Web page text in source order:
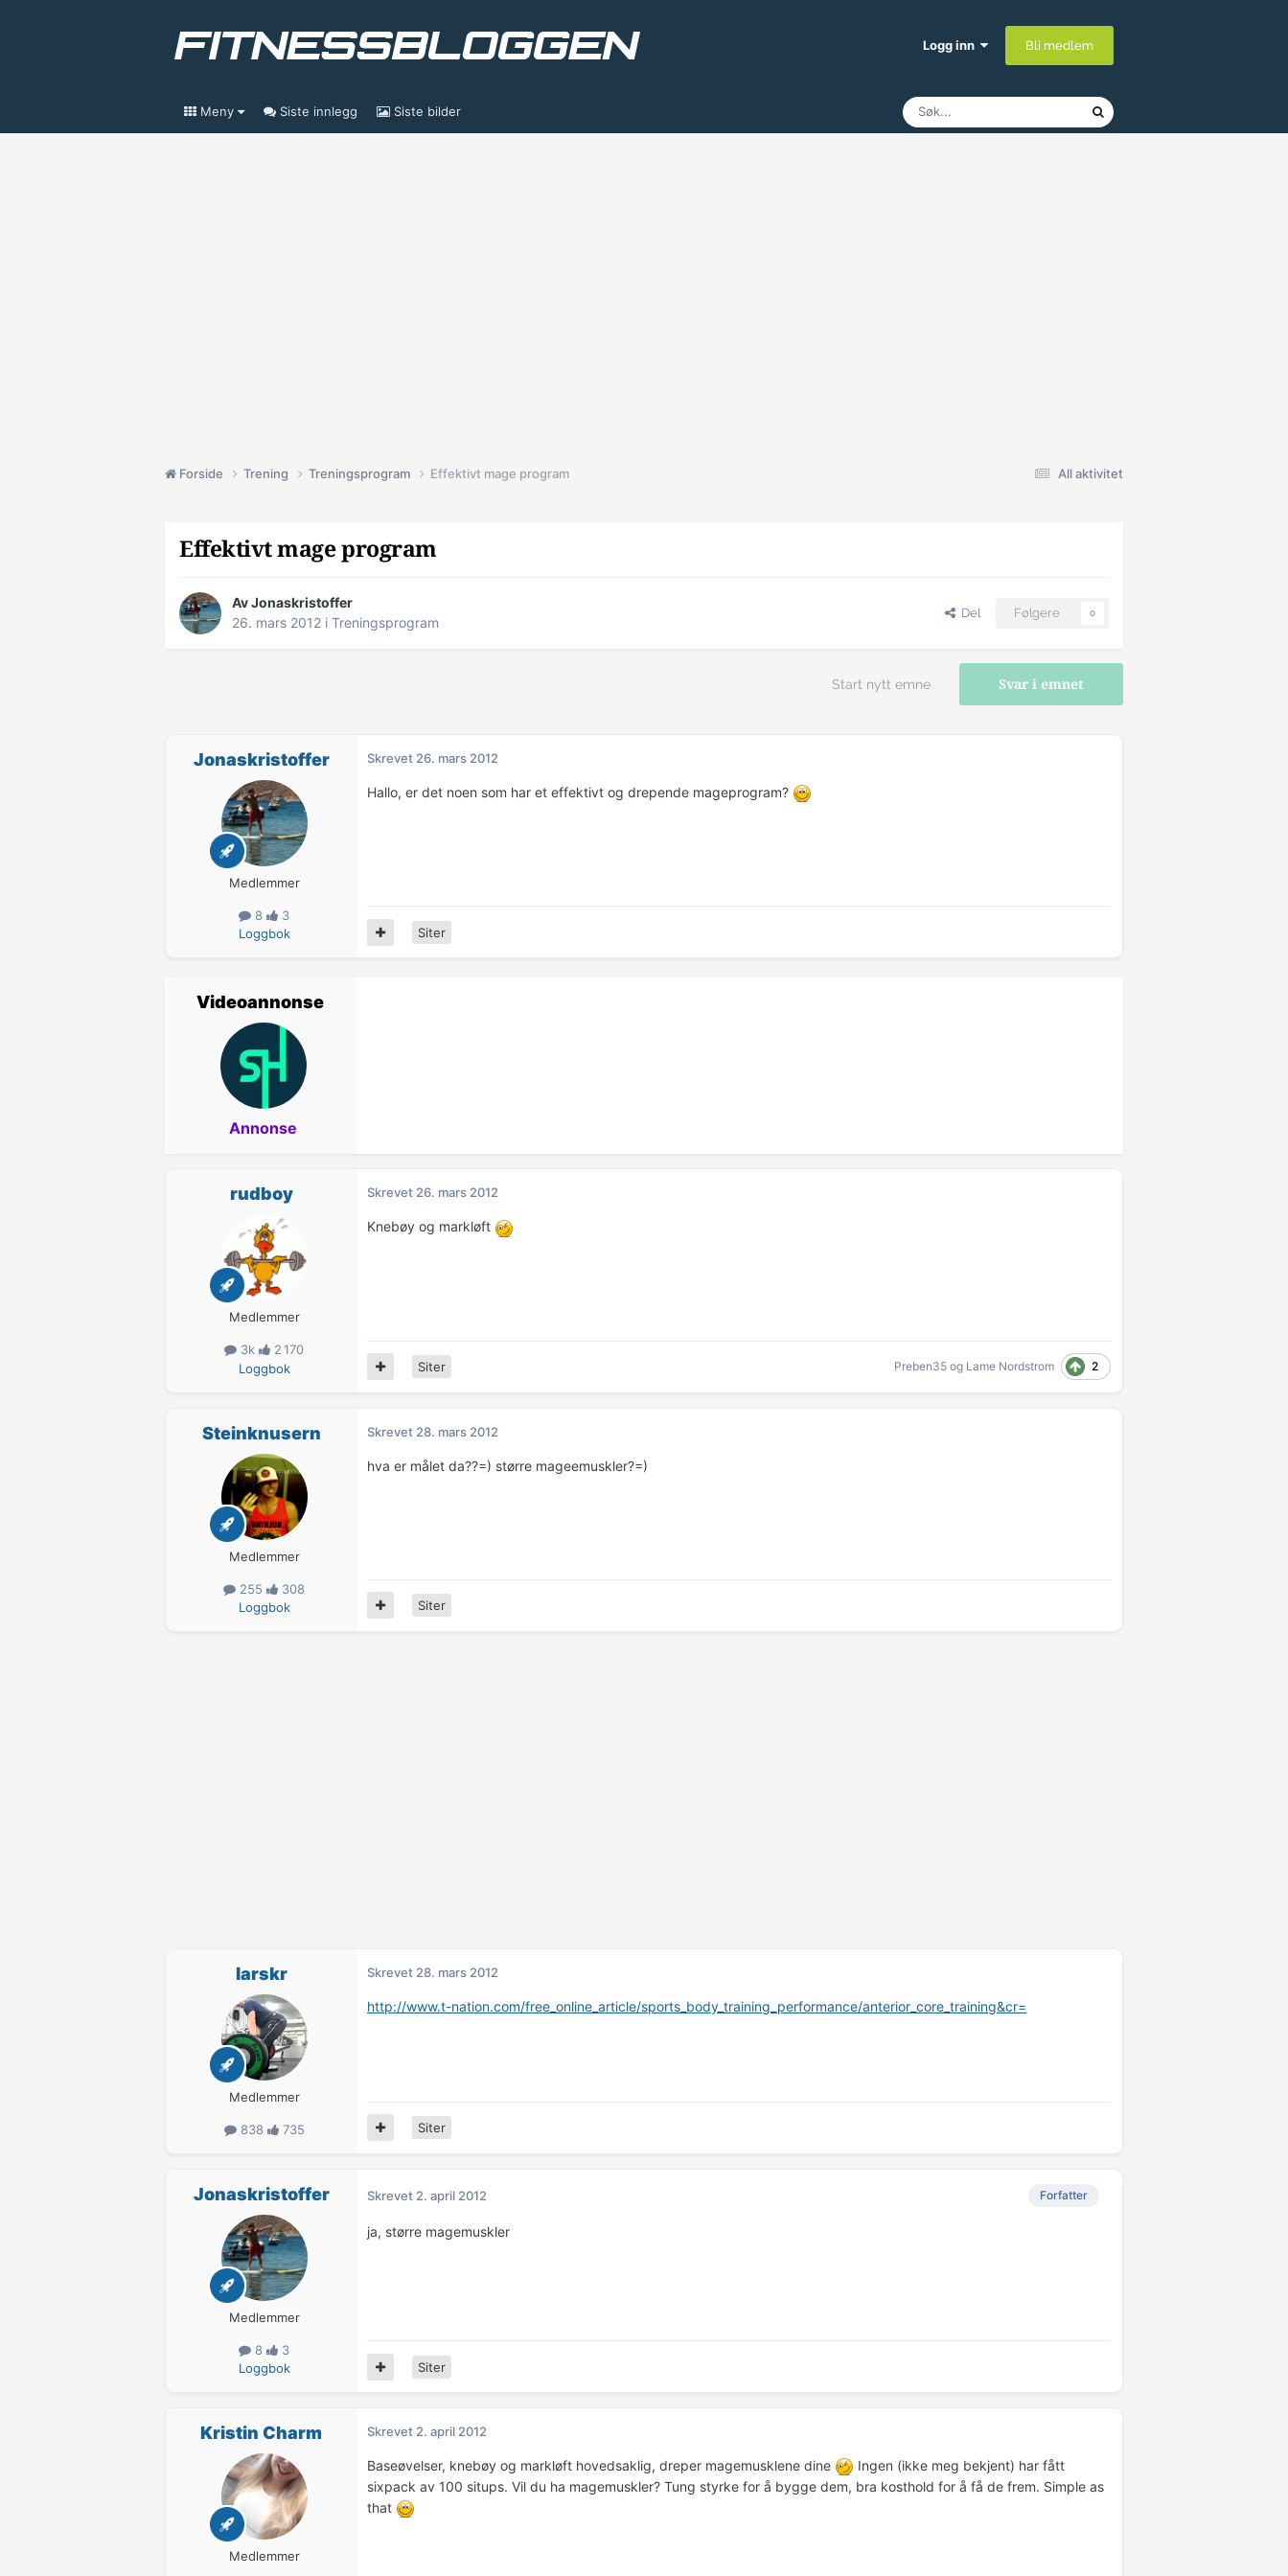
Logg inn Bli medlem
Meny Siste innlegg Siste bilder
All aktivitet
Forside Trening Treningsprogram Effektivt mage program
Effektivt mage program
AvJonaskristoffer
26. mars 2012 i Treningsprogram
Del Følgere 0
Svar i emnet
Start nytt emne
Jonaskristoffer
Medlemmer
8
3
Loggbok
Skrevet 26. mars 2012
Hallo, er det noen som har et effektivt og drepende mageprogram?
Siter
Videoannonse
Annonse
rudboy
Medlemmer
3k
2 170
Loggbok
Skrevet 26. mars 2012
Knebøy og markløft
Preben35 og Lame Nordstrom 2
Siter
Steinknusern
Medlemmer
255
308
Loggbok
Skrevet 28. mars 2012
hva er målet da??=) større mageemuskler?=)
Siter
larskr
Medlemmer
838 735
Skrevet 28. mars 2012
http://www.t-nation.com/free_online_article/sports_body_training_performance/anterior_core_training&cr=
Siter
Jonaskristoffer
Medlemmer
8
3
Loggbok
Forfatter
Skrevet 2. april 2012
ja, større magemuskler
Siter
Kristin Charm
Medlemmer
Skrevet 2. april 2012
Baseøvelser, knebøy og markløft hovedsaklig, dreper magemusklene dine
Ingen (ikke meg bekjent) har fått
sixpack av 100 situps. Vil du ha magemuskler? Tung styrke for å bygge dem, bra kosthold for å få de frem. Simple as
that